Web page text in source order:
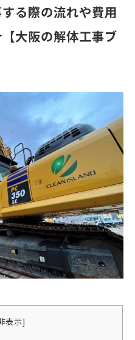
る際の流れや費用
大阪の解体工事ブ
表示]